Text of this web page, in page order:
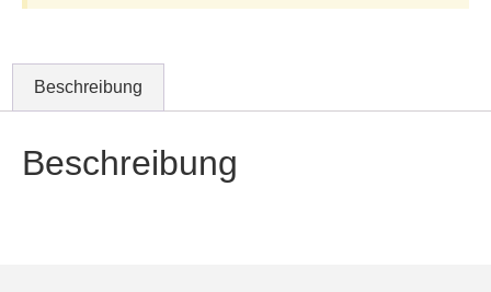
Beschreibung
Beschreibung